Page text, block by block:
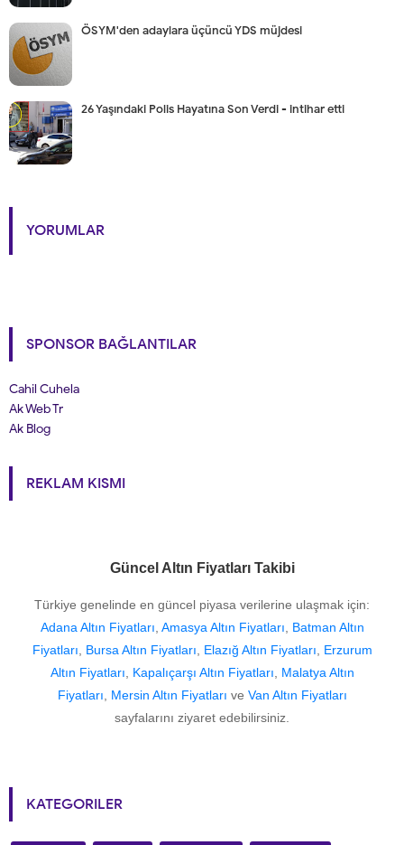
ÖSYM'den adaylara üçüncü YDS müjdesi
26 Yaşındaki Polis Hayatına Son Verdi - intihar etti
YORUMLAR
SPONSOR BAĞLANTILAR
Cahil Cuhela
Ak Web Tr
Ak Blog
REKLAM KISMI
Güncel Altın Fiyatları Takibi
Türkiye genelinde en güncel piyasa verilerine ulaşmak için:
Adana Altın Fiyatları Amasya Altın Fiyatları
Batman Altın
Fiyatları
Bursa Altın Fiyatları Elazığ Altın Fiyatları
Erzurum
Altın Fiyatları
Kapalıçarşı Altın Fiyatları
Malatya Altın
Fiyatları
Mersin Altın Fiyatları ve Van Altın Fiyatları
sayfalarını ziyaret edebilirsiniz.
KATEGORILER